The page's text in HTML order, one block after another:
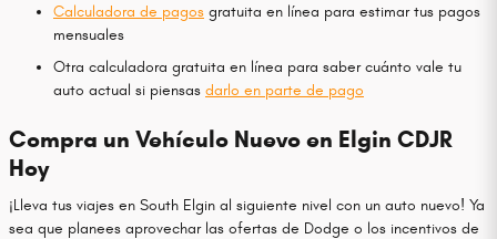
Calculadora de pagos gratuita en línea para estimar tus pagos
mensuales
Otra calculadora gratuita en línea para saber cuánto vale tu
auto actual si piensas darlo en parte de pago
Compra un Vehículo Nuevo en Elgin CDJR
Hoy
¡Lleva tus viajes en South Elgin al siguiente nivel con un auto nuevo! Ya
sea que planees aprovechar las ofertas de Dodge o los incentivos de